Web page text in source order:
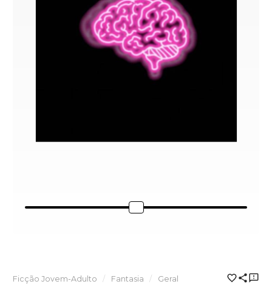
Ficção Jovem-Adulto Fantasia Geral